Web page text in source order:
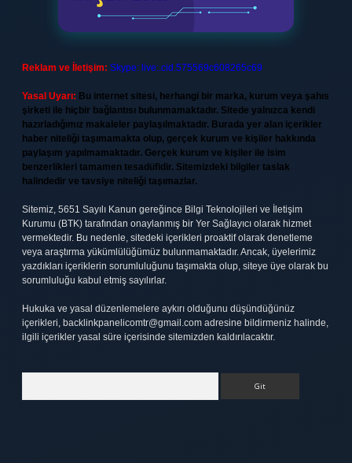
Reklam ve İletişim: Skype: live:.cid.575569c608265c69
Yasal Uyarı: Bu internet sitesi, herhangi bir marka, kurum veya şahıs
şirketi ile hiçbir bağlantısı bulunmamaktadır. Sitede yalnızca kendi
hazırladığımız makaleler paylaşılmaktadır. Burada yer alan içerikler
haber niteliği taşımamakta olup, gerçek kurum ve kişiler hakkında
paylaşım yapılmamaktadır. Gerçek kurum ve kişiler ile isim
benzerlikleri tamamen tesadüfidir. Sitemizdeki bilgiler taslak
halindedir ve tavsiye niteliği taşımazlar.
Sitemiz, 5651 Sayılı Kanun gereğince Bilgi Teknolojileri ve İletişim
Kurumu (BTK) tarafından onaylanmış bir Yer Sağlayıcı olarak hizmet
vermektedir. Bu nedenle, sitedeki içerikleri proaktif olarak denetleme
veya araştırma yükümlülüğümüz bulunmamaktadır. Ancak, üyelerimiz
yazdıkları içeriklerin sorumluluğunu taşımakta olup, siteye üye olarak bu
sorumluluğu kabul etmiş sayılırlar.
Hukuka ve yasal düzenlemelere aykırı olduğunu düşündüğünüz
içerikleri, backlinkpanelicomtr@gmail.com adresine bildirmeniz halinde,
ilgili içerikler yasal süre içerisinde sitemizden kaldırılacaktır.